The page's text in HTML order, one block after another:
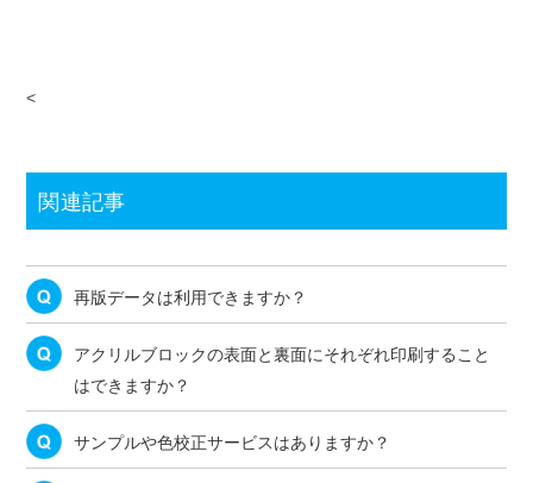
関連記事
再版データは利用できますか？
アクリルブロックの表面と裏面にそれぞれ印刷すること
はできますか？
サンプルや色校正サービスはありますか？